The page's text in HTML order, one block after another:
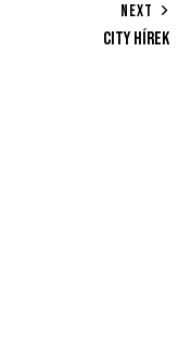
NEXT
CITY HÍREK